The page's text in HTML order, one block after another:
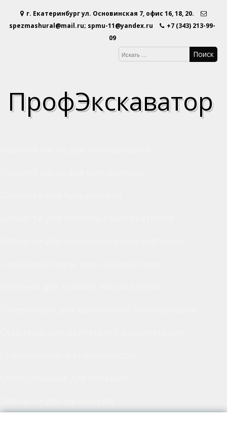
содержимому
г. Екатеринбург ул. Основинская 7, офис 16, 18, 20.
spezmashural@mail.ru; spmu-11@yandex.ru
+7 (343) 213-99-
09
ПрофЭкскаватор